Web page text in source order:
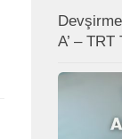
A’ – TRT